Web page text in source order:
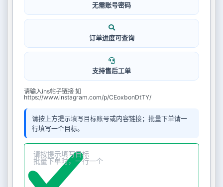
无需账号密码
订单进度可查询
支持售后工单
请输入ins帖子链接 如
https://www.instagram.com/p/CEoxbonDtTY/
请按上方提示填写目标账号或内容链接；批量下单请一
行填写一个目标。